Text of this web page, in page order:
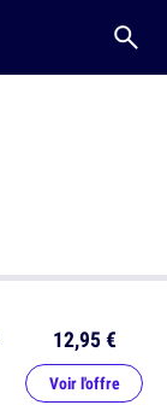
12,95 €
Voir l'offre